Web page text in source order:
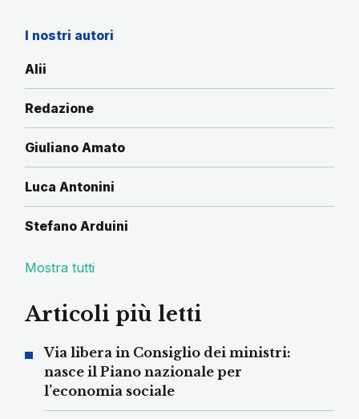
I nostri autori
Alii
Redazione
Giuliano Amato
Luca Antonini
Stefano Arduini
Mostra tutti
Articoli più letti
Via libera in Consiglio dei ministri:
nasce il Piano nazionale per
l’economia sociale